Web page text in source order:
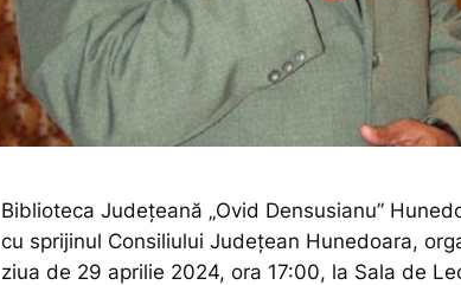
Biblioteca Județeană „Ovid Densusianu”
cu sprijinul Consiliului Județean Hunedoara,
ziua de 29 aprilie 2024, ora 17:00, la Sala de